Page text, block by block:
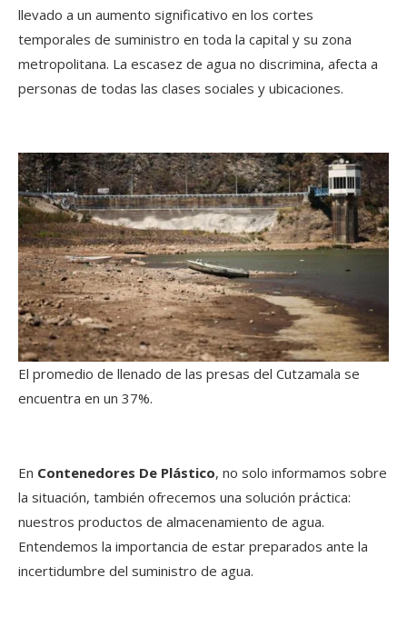
llevado a un aumento significativo en los cortes
temporales de suministro en toda la capital y su zona
metropolitana. La escasez de agua no discrimina, afecta a
personas de todas las clases sociales y ubicaciones.
El promedio de llenado de las presas del Cutzamala se
encuentra en un 37%.
En Contenedores De Plástico, no solo informamos sobre
la situación, también ofrecemos una solución práctica:
nuestros productos de almacenamiento de agua.
Entendemos la importancia de estar preparados ante la
incertidumbre del suministro de agua.